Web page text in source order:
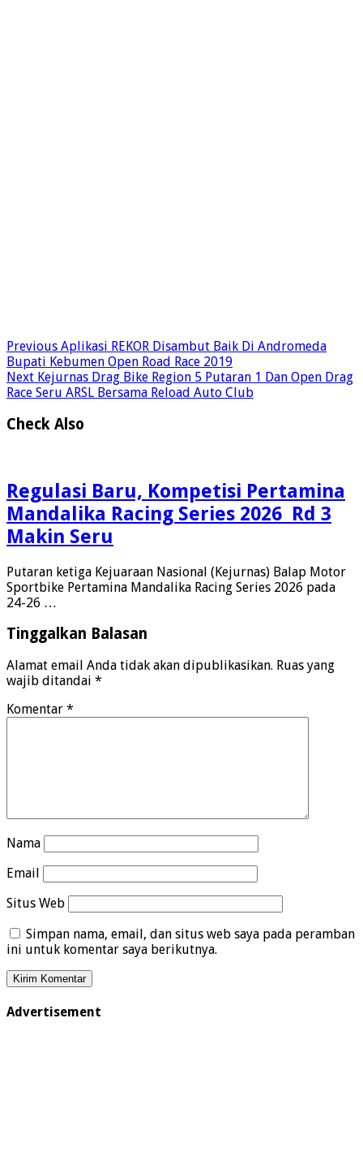
Previous Aplikasi REKOR Disambut Baik Di Andromeda
Bupati Kebumen Open Road Race 2019
Next Kejurnas Drag Bike Region 5 Putaran 1 Dan Open Drag
Race Seru ARSL Bersama Reload Auto Club
Check Also
Regulasi Baru, Kompetisi Pertamina
Mandalika Racing Series 2026 Rd 3
Makin Seru
Putaran ketiga Kejuaraan Nasional (Kejurnas) Balap Motor
Sportbike Pertamina Mandalika Racing Series 2026 pada
24-26 …
Tinggalkan Balasan
Alamat email Anda tidak akan dipublikasikan. Ruas yang
wajib ditandai *
Komentar *
Nama
Email
Situs Web
Simpan nama, email, dan situs web saya pada peramban
ini untuk komentar saya berikutnya.
Advertisement